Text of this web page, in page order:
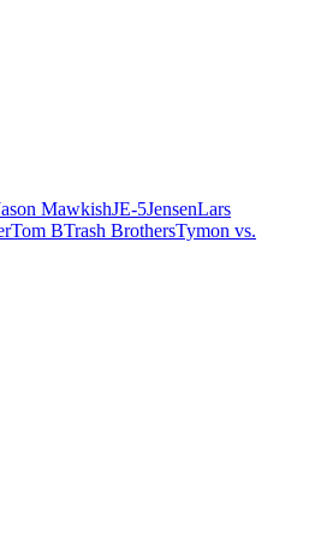
MawkishJE-5JensenLars
Tom BTrash BrothersTymon vs.